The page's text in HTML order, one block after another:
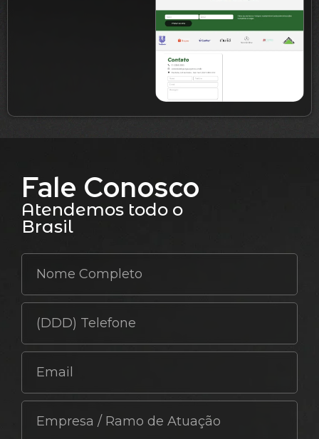
Fale Conosco
Atendemos todo o
Brasil